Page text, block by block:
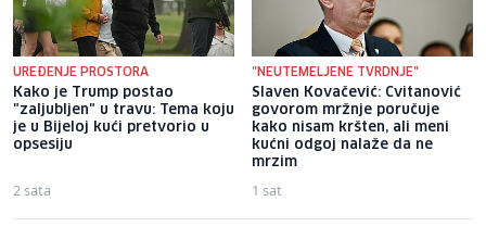
UREĐENJE PROSTORA
Kako je Trump postao
"zaljubljen" u travu: Tema koju
je u Bijeloj kući pretvorio u
opsesiju
2 sata
"NEUTEMELJENE TVRDNJE"
Slaven Kovačević: Cvitanović
govorom mržnje poručuje
kako nisam kršten, ali meni
kućni odgoj nalaže da ne
mrzim
1 sat